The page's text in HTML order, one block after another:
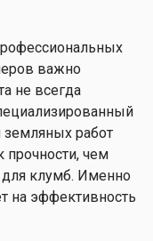
важно
не всегда
земляных работ
прочности, чем
для клумб. Именно
на эффективность